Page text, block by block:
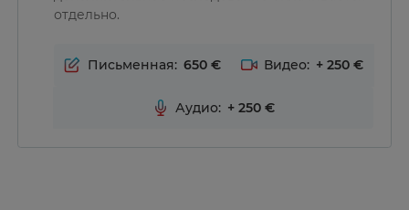
отдельно.
Письменная: 650 Видео: +250
Аудио: +250